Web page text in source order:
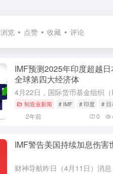
浏览 点赞 收藏 评论
IMF预测2025年印度超越
全球第四大经济体
制造业新闻 # IMF # 印度 # 日
2年前 0
IMF警告美国持续加息伤害